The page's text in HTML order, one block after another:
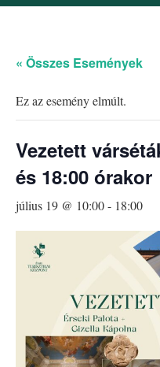
« Összes Események
Ez az esemény elmúlt.
Vezetett
és 18:00 órakor
július 19 @ 10:00- 18:00